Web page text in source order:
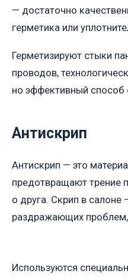
— достаточно
герметика или
Герметизируют стыки
проводов,
но эффективный способ
Антискрип
Антискрип — это
предотвращают трение
о друга. Скрип в салоне
раздражающих
Используются